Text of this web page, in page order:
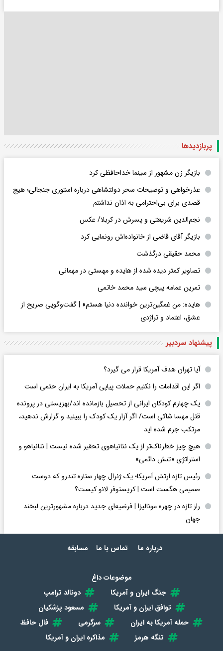
پربازدید‌ها
بازیگر زن مشهور از سینما خداحافظی کرد
عذرخواهی و توضیحات سحر دولتشاهی درباره استوری جنجالی؛ هیچ
قصدی برای بی‌احترامی به اذان نداشتم
نجم‌الدین شریعتی و پسرش در کربلا/ عکس
بازیگر آقای قاضی از خانواده‌اش رونمایی کرد
محمد حقیقی درگذشت
تصاویر کمتر دیده شده از هایده و مهستی در مهمانی
تمرین عمامه پیچی سید محمد خاتمی
هایده: من غمگین‌ترین خواننده دنیا هستم» | گفت‌وگویی صریح از
عشق، اعتماد و تراژدی
پیشنهاد سردبیر
آیا تهران هدف آمریکا قرار می گیرد؟
اگر این اقدامات را نکنیم حملات پیاپی آمریکا به ایران حتمی است
یک چهارم کودکان ایرانی از تحصیل بازمانده اند/بهزیستی در پرونده
قتل مهسا شاکی است/ اگر آزار یک کودک را ببینید و گزارش ندهید،
مرتکب جرم شده اید
هیچ چیز خطرناک‌تر از یک نتانیاهوی تحقیر شده نیست | نتانیاهو و
استراتژی «تنش دائمی»
رئیس تازه ارتش آمریکا؛ یک ژنرال چهار ستاره تندرو که دوست
صمیمی هگست است | کریستوفر لانو کیست؟
راز تازه در چهره مونالیزا | فرضیه‌ای جدید درباره مشهورترین لبخند
جهان
درباره ما تماس با ما مسابقه
موضوعات داغ
جنگ ایران و آمریکا
دونالد ترامپ
توافق ایران و آمریکا
مسعود پزشکیان
حمله آمریکا به ایران
سرگرمی
فال حافظ
تنگه هرمز
مذاکره ایران و آمریکا